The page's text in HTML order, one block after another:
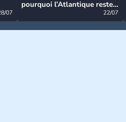
07
pourquoi l’Atlantique reste
22/07